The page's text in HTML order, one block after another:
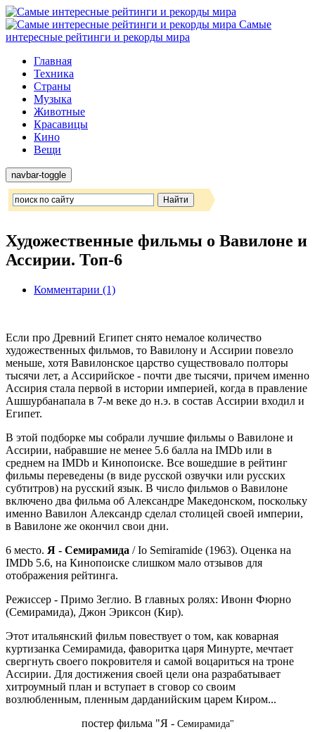
Самые
интересные рейтинги и рекорды мира
Главная
Техника
Страны
Музыка
Животные
Красавицы
Кино
Вещи
navbar-toggle
Художественные фильмы о Вавилоне и
Ассирии. Топ-6
Комментарии (1)
Если про Древний Египет снято немалое количество
художественных фильмов, то Вавилону и Ассирии повезло
меньше, хотя Вавилонское царство существовало полторы
тысячи лет, а Ассирийское - почти две тысячи, причем именно
Ассирия стала первой в истории империей, когда в правление
Ашшурбанапала в 7-м веке до н.э. в состав Ассирии входил и
Египет.
В этой подборке мы собрали лучшие фильмы о Вавилоне и
Ассирии, набравшие не менее 5.6 балла на IMDb или в
среднем на IMDb и Кинопоиске. Все вошедшие в рейтинг
фильмы переведены (в виде русской озвучки или русских
субтитров) на русский язык. В число фильмов о Вавилоне
включено два фильма об Александре Македонском, поскольку
именно Вавилон Александр сделал столицей своей империи,
в Вавилоне же окончил свои дни.
6 место. Я - Семирамида / Io Semiramide (1963). Оценка на
IMDb 5.6, на Кинопоиске слишком мало отзывов для
отображения рейтинга.
Режиссер - Примо Зеглио. В главных ролях: Ивонн Фюрно
(Семирамида), Джон Эриксон (Кир).
Этот итальянский фильм повествует о том, как коварная
куртизанка Семирамида, фаворитка царя Минурте, мечтает
свергнуть своего покровителя и самой воцариться на троне
Ассирии. Для достижения своей цели она разрабатывает
хитроумный план и вступает в сговор со своим
возлюбленным, пленным дарданийским царем Киром...
постер фильма "Я - Семирамида"